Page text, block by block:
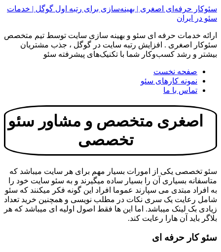
پرش
به
سئوکار حرفه‌ای اصغری | بهینه‌سازی برای رتبه اول گوگل | خدمات
سئو در ایران
ارائه خدمات حرفه ای سئو و بهینه سازی سایت توسط تیم متخصص
سئوکار اصغری . افزایش رتبه سایت در گوگل ، جذب مشتریان
بیشتر و رشد کسب‌وکار شما با تکنیک‌های پیشرفته سئو
صفحه نخست
نمونه کارهای سئو
تماس با ما
اصغری متخصص و مشاور سئو
تخصصی
سئو تخصصی یکی از امورات بسیار مهم برای هر سایت میباشد که
متاسفانه بسیاری آن را بسیار ساده میگیرند و به سئو سایت خود را
به افراد مبتدی می سپارند عموما افراد این گونه فکر میکنند که سئو
شامل رعایت یک سری نکات در مطلب نویسی و همچنین خرید تعداد
زیادی بک لینک میباشد. اما این ها فقط اصول اولیه ای میباشد که هر
بلاگر باید آن هارا رعایت کند.
سئو کار حرفه ای